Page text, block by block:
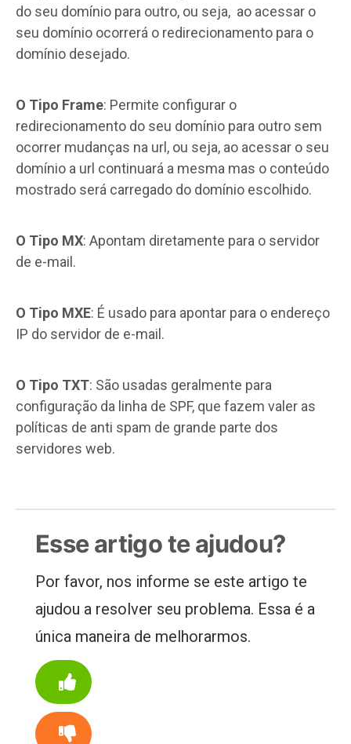
do seu domínio para outro, ou seja, ao acessar o
seu domínio ocorrerá o redirecionamento para o
domínio desejado.
O Tipo Frame: Permite configurar o
redirecionamento do seu domínio para outro sem
ocorrer mudanças na url, ou seja, ao acessar o seu
domínio a url continuará a mesma mas o conteúdo
mostrado será carregado do domínio escolhido.
O Tipo MX: Apontam diretamente para o servidor
de e-mail.
O Tipo MXE: É usado para apontar para o endereço
IP do servidor de e-mail.
O Tipo TXT: São usadas geralmente para
configuração da linha de SPF, que fazem valer as
políticas de anti spam de grande parte dos
servidores web.
Esse artigo te ajudou?
Por favor, nos informe se este artigo te
ajudou a resolver seu problema. Essa é a
única maneira de melhorarmos.